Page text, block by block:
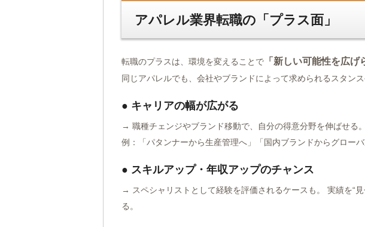
アパレル業界転職の「プラス面」
転職のプラスは、環境を変えることで 「新しい可能性を広げ
同じアパレルでも、会社やブランドによって求められるスタン
● キャリアの幅が広がる
→ 職種チェンジやブランド移動で、自分の得意分野を伸ばせる。
例：「パタンナーから生産管理へ」「国内ブランドからグローバ
● スキルアップ・年収アップのチャンス
→ スペシャリストとして経験を評価されるケースも。 実績を“
る。